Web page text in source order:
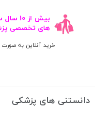
بیش
های تخصصی
خرید آنلاین به
دانستنی های پزشکی